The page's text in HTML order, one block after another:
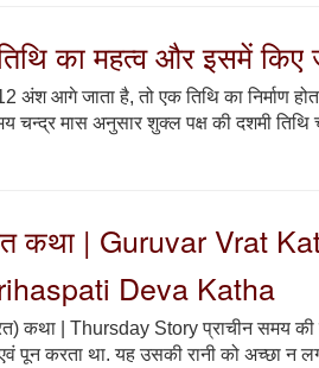
का महत्व और इसमें किए
अंश आगे जाता है, तो एक तिथि का निर्माण
चन्द्र मास अनुसार शुक्ल पक्ष की दशमी
कथा | Guruvar Vrat
Deva Katha
कथा | Thursday Story प्राचीन समय की
पून करता था. यह उसकी रानी को अच्छा न